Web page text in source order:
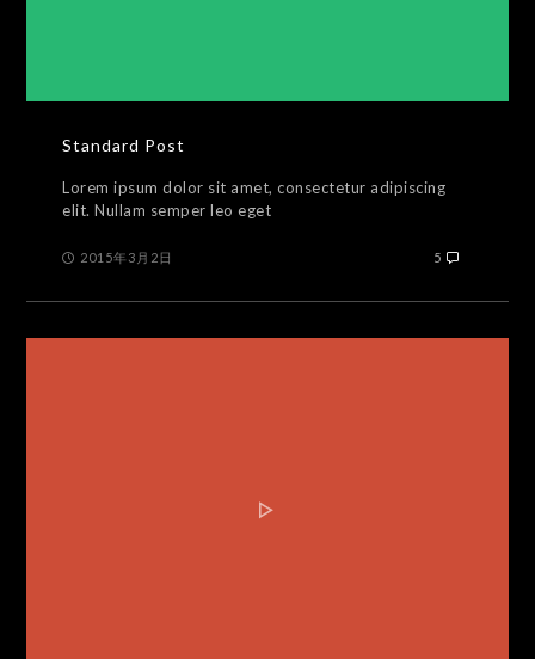
Standard Post
Lorem ipsum dolor sit amet, consectetur adipiscing
elit. Nullam semper leo eget
5
2015年3月2日